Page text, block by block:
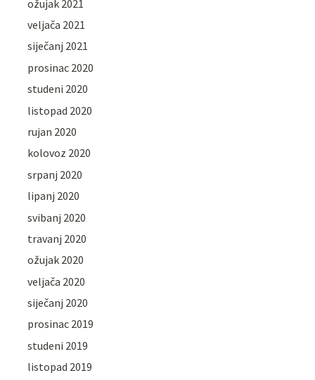
ožujak 2021
veljača 2021
siječanj 2021
prosinac 2020
studeni 2020
listopad 2020
rujan 2020
kolovoz 2020
srpanj 2020
lipanj 2020
svibanj 2020
travanj 2020
ožujak 2020
veljača 2020
siječanj 2020
prosinac 2019
studeni 2019
listopad 2019